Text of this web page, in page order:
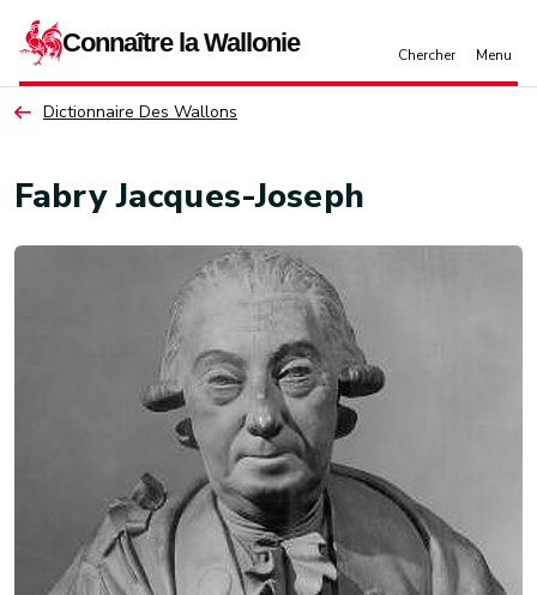
Dictionnaire Des Wallons
Fabry Jacques-Joseph